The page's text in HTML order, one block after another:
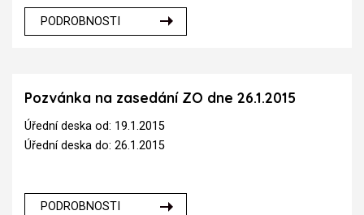
PODROBNOSTI
Pozvánka na zasedání ZO dne 26.1.2015
Úřední deska od: 19.1.2015
Úřední deska do: 26.1.2015
PODROBNOSTI